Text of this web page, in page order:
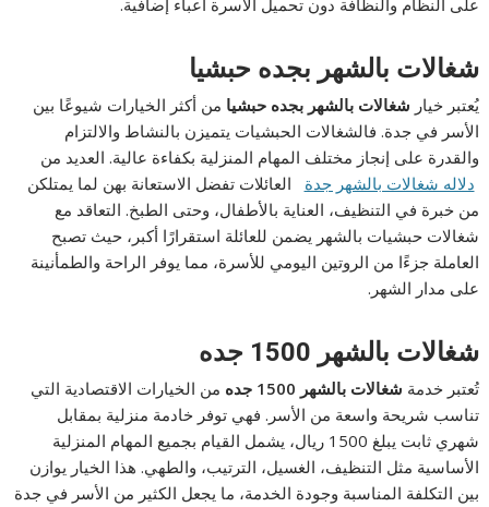
على النظام والنظافة دون تحميل الأسرة أعباء إضافية.
شغالات بالشهر بجده حبشيا
يُعتبر خيار شغالات بالشهر بجده حبشيا من أكثر الخيارات شيوعًا بين
الأسر في جدة. فالشغالات الحبشيات يتميزن بالنشاط والالتزام
والقدرة على إنجاز مختلف المهام المنزلية بكفاءة عالية. العديد من
دلاله شغالات بالشهر جدة العائلات تفضل الاستعانة بهن لما يمتلكن
من خبرة في التنظيف، العناية بالأطفال، وحتى الطبخ. التعاقد مع
شغالات حبشيات بالشهر يضمن للعائلة استقرارًا أكبر، حيث تصبح
العاملة جزءًا من الروتين اليومي للأسرة، مما يوفر الراحة والطمأنينة
على مدار الشهر.
شغالات بالشهر 1500 جده
تُعتبر خدمة شغالات بالشهر 1500 جده
من الخيارات الاقتصادية التي
تناسب شريحة واسعة من الأسر. فهي توفر خادمة منزلية بمقابل
شهري ثابت يبلغ 1500 ريال، يشمل القيام بجميع المهام المنزلية
الأساسية مثل التنظيف، الغسيل، الترتيب، والطهي. هذا الخيار يوازن
بين التكلفة المناسبة وجودة الخدمة، ما يجعل الكثير من الأسر في جدة